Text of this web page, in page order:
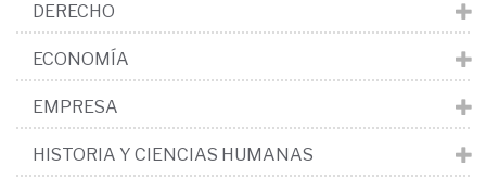
DERECHO
ECONOMÍA
EMPRESA
HISTORIA Y CIENCIAS HUMANAS